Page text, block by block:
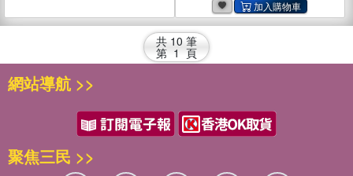
共 10 筆
第 1 頁
網站導航 >>
聚焦三民 >>